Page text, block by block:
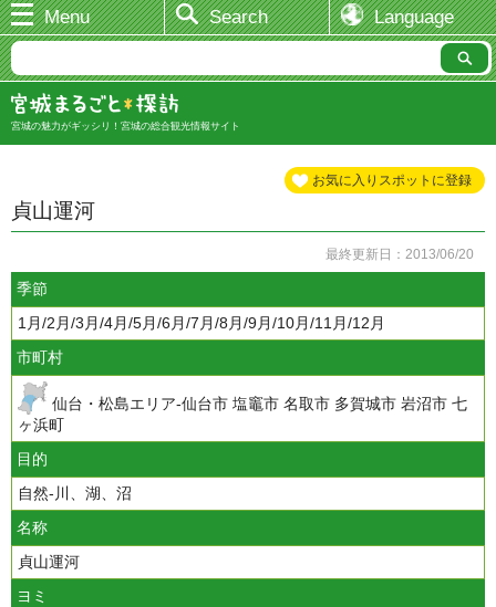
Menu Search Language
宮城の魅力がギッシリ！宮城の総合観光情報サイト
お気に入りスポットに登録
貞山運河
最終更新日：2013/06/20
季節
1月/2月/3月/4月/5月/6月/7月/8月/9月/10月/11月/12月
市町村
仙台・松島エリア-仙台市 塩竈市 名取市 多賀城市 岩沼市 七
ヶ浜町
目的
自然-川、湖、沼
名称
貞山運河
ヨミ